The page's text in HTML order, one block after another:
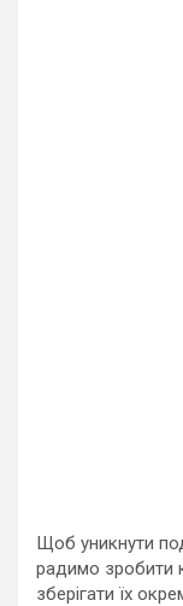
Щоб уникнути
радимо зробити
зберігати їх